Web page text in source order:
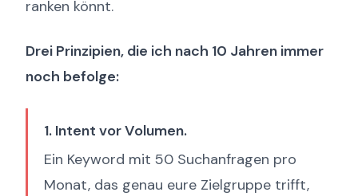
ranken könnt.
Drei Prinzipien, die ich nach 10 Jahren immer
noch befolge:
1. Intent vor Volumen.
Ein Keyword mit 50 Suchanfragen pro
Monat, das genau eure Zielgruppe trifft,